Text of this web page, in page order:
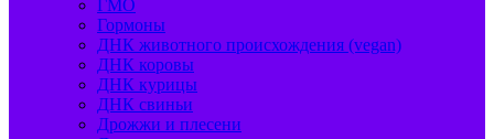
ГМО
Гормоны
ДНК животного происхождения (vegan)
ДНК коровы
ДНК курицы
ДНК свиньи
Дрожжи и плесени